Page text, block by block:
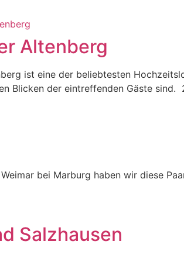
Altenberg
ist eine der beliebtesten
Blicken der eintreffenden Gäste
bei Marburg haben wir diese
Salzhausen